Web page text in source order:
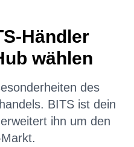
Händler
wählen
des
BITS ist dein
ihn um den